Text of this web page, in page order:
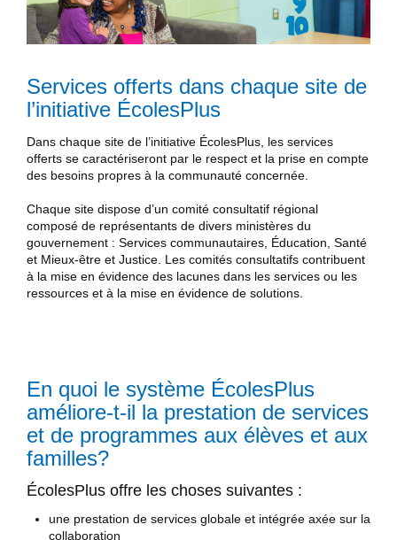
Services offerts dans chaque site de
l’initiative ÉcolesPlus
Dans chaque site de l’initiative ÉcolesPlus, les services
offerts se caractériseront par le respect et la prise en compte
des besoins propres à la communauté concernée.
Chaque site dispose d’un comité consultatif régional
composé de représentants de divers ministères du
gouvernement : Services communautaires, Éducation, Santé
et Mieux-être et Justice. Les comités consultatifs contribuent
à la mise en évidence des lacunes dans les services ou les
ressources et à la mise en évidence de solutions.
En quoi le système ÉcolesPlus
améliore-t-il la prestation de services
et de programmes aux élèves et aux
familles?
ÉcolesPlus offre les choses suivantes :
une prestation de services globale et intégrée axée sur la
collaboration